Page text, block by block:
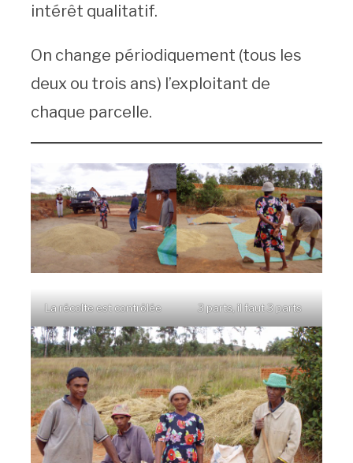
intérêt qualitatif.
On change périodiquement (tous les
deux ou trois ans) l’exploitant de
chaque parcelle.
La récolte est contrôlée 3 parts, il faut 3 parts